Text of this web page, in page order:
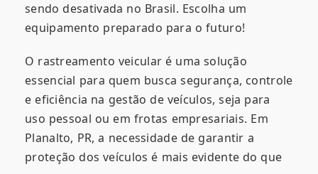
sendo desativada no Brasil. Escolha um
equipamento preparado para o futuro!
O rastreamento veicular é uma solução
essencial para quem busca segurança, controle
e eficiência na gestão de veículos, seja para
uso pessoal ou em frotas empresariais. Em
Planalto, PR, a necessidade de garantir a
proteção dos veículos é mais evidente do que